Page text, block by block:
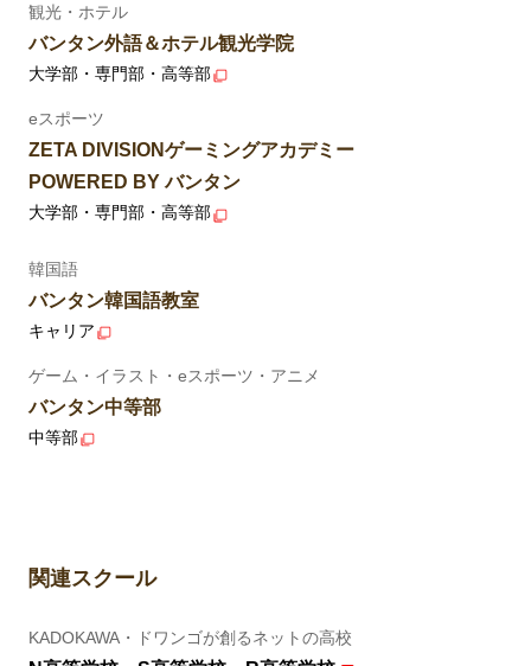
観光・ホテル
バンタン外語＆ホテル観光学院
大学部・専門部・高等部
eスポーツ
ZETA DIVISIONゲーミングアカデミー
POWERED BY バンタン
大学部・専門部・高等部
韓国語
バンタン韓国語教室
キャリア
ゲーム・イラスト・eスポーツ・アニメ
バンタン中等部
中等部
関連スクール
KADOKAWA・ドワンゴが創るネットの高校